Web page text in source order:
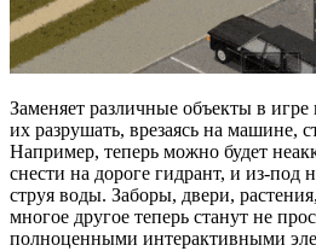
Заменяет различные объекты в
их разрушать, врезаясь на машине,
Например, теперь можно будет
снести на дороге гидрант, и из-под
струя воды. Заборы, двери,
многое другое теперь станут не
полноценными интерактивными